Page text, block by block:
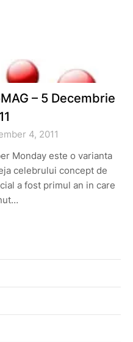
– 5 Decembrie
4, 2011
Monday este o varianta
celebrului concept de
a fost primul an in care